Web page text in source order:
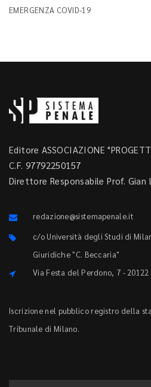
EMERGENZA COVID-19
Editore ASSOCIAZIONE
C.F. 97792250157
Direttore Responsabile Prof. Gian
redazione@sistemapenale.it
c/o Università degli Studi di
Giuridiche "C. Beccaria"
Via Festa del Perdono, 7 - 20122
Iscrizione nel pubblico registro della
Tribunale di Milano.